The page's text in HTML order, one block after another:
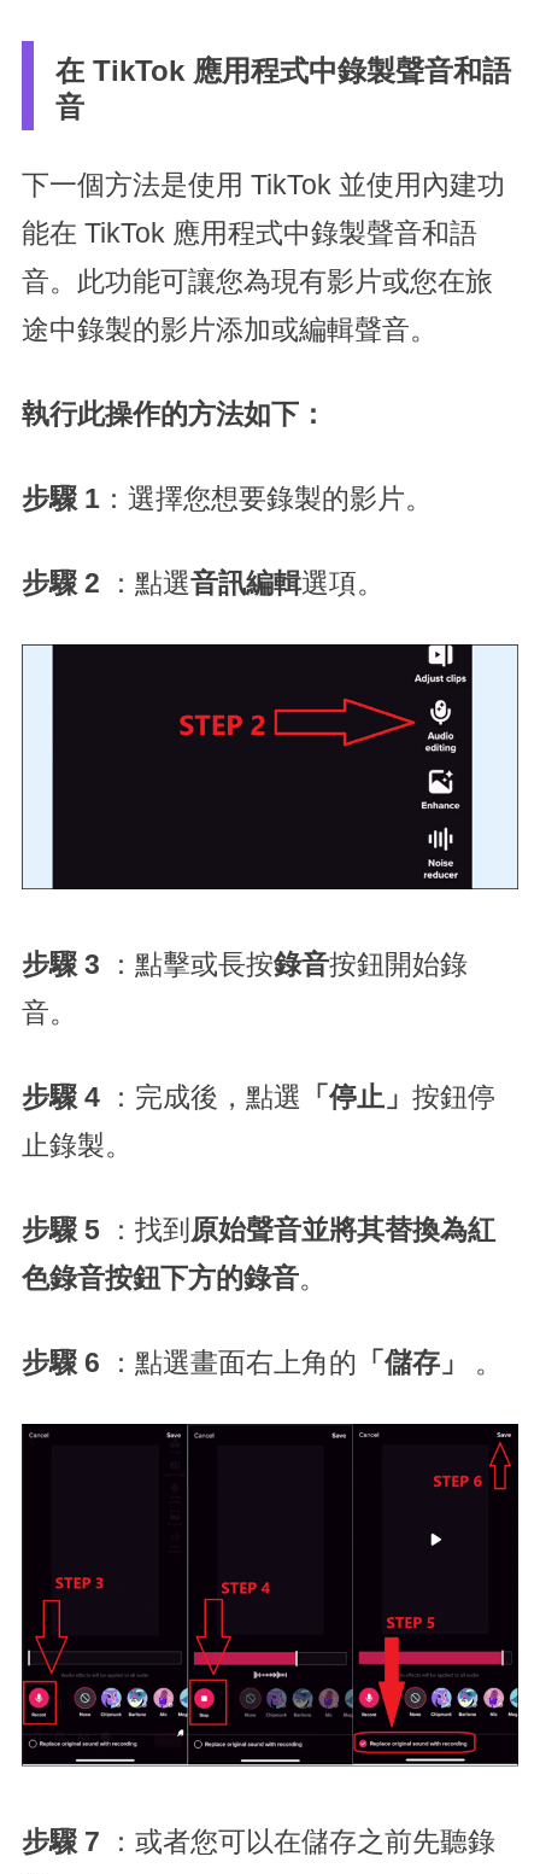
在 TikTok 應用程式中錄製聲音和語
音
下一個方法是使用 TikTok 並使用內建功
能在 TikTok 應用程式中錄製聲音和語
音。此功能可讓您為現有影片或您在旅
途中錄製的影片添加或編輯聲音。
執行此操作的方法如下：
步驟 1：選擇您想要錄製的影片。
步驟 2 ：點選音訊編輯選項。
步驟 3 ：點擊或長按錄音按鈕開始錄
音。
步驟 4：完成後，點選 「停止」 按鈕停
止錄製。
步驟 5：找到 原始聲音並將其替換為紅
色錄音按鈕下方的錄音。
步驟 6 ：點選畫面右上角的 「儲存」 。
步驟 7 ：或者您可以在儲存之前先聽錄